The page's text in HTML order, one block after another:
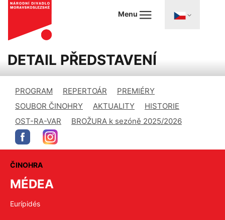
Menu
DETAIL PŘEDSTAVENÍ
PROGRAM REPERTOÁR
PREMIÉRY
SOUBOR ČINOHRY
AKTUALITY
HISTORIE
OST-RA-VAR
BROŽURA k sezóně 2025/2026
ČINOHRA
MÉDEA
Eurípidés